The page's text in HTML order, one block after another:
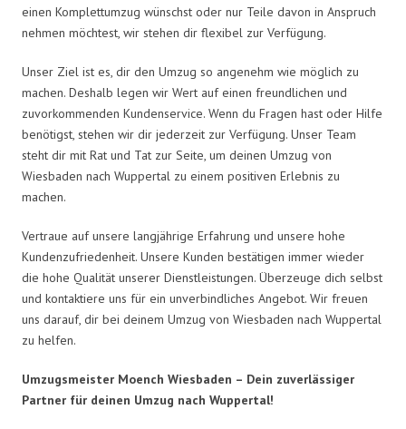
einen Komplettumzug wünschst oder nur Teile davon in Anspruch
nehmen möchtest, wir stehen dir flexibel zur Verfügung.
Unser Ziel ist es, dir den Umzug so angenehm wie möglich zu
machen. Deshalb legen wir Wert auf einen freundlichen und
zuvorkommenden Kundenservice. Wenn du Fragen hast oder Hilfe
benötigst, stehen wir dir jederzeit zur Verfügung. Unser Team
steht dir mit Rat und Tat zur Seite, um deinen Umzug von
Wiesbaden nach Wuppertal zu einem positiven Erlebnis zu
machen.
Vertraue auf unsere langjährige Erfahrung und unsere hohe
Kundenzufriedenheit. Unsere Kunden bestätigen immer wieder
die hohe Qualität unserer Dienstleistungen. Überzeuge dich selbst
und kontaktiere uns für ein unverbindliches Angebot. Wir freuen
uns darauf, dir bei deinem Umzug von Wiesbaden nach Wuppertal
zu helfen.
Umzugsmeister Moench Wiesbaden – Dein zuverlässiger
Partner für deinen Umzug nach Wuppertal!